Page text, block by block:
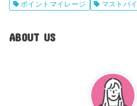
ポイントマイレージ
マストバイ
ABOUT US